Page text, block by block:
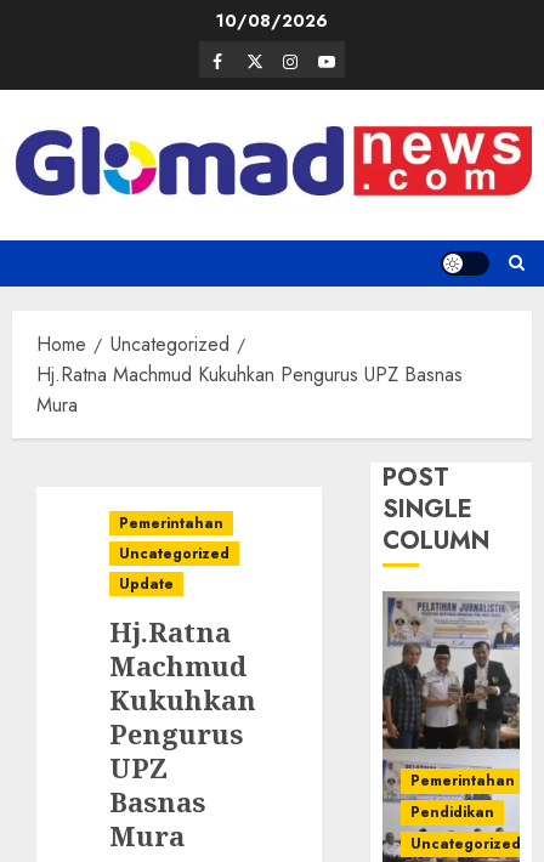
10/08/2026
Facebook
TwitterInstagram
Youtube
Home
Uncategorized
Hj.Ratna Machmud Kukuhkan Pengurus UPZ Basnas
Mura
Pemerintahan
Uncategorized
Update
Hj.Ratna
Machmud
Kukuhkan
Pengurus
UPZ
Basnas
Mura
POST
SINGLE
COLUMN
Pemerintahan
Pendidikan
Uncategorized